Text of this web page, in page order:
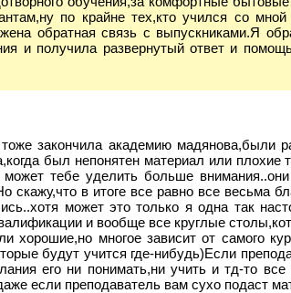
по крайне тех,кто учился со
обратная связь с выпускниками.Я
и получила развернутый ответ и
закончила академию мадянова,были
был непонятен материал или плохие
может тебе уделить больше
скажу,что в итоге все равно все весьма
может это только я одна так
и вообще все круглые
хорошие,но многое зависит от самого
будут учится где-нибудь)Если
его ни понимать,ни учить и тд-то
если преподаватель вам сухо подаст